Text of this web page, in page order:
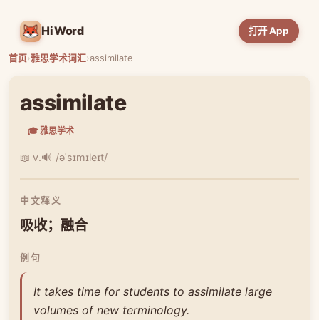
HiWord 打开 App
首页›雅思学术词汇›assimilate
assimilate
🎓 雅思学术
📖 v.🔊 /əˈsɪmɪleɪt/
中文释义
吸收；融合
例句
It takes time for students to assimilate large
volumes of new terminology.